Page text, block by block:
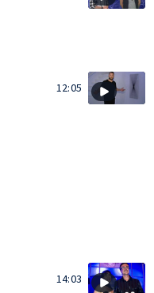
12:05
14:03